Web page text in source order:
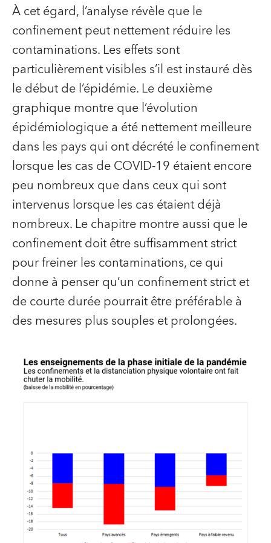
À cet égard, l’analyse révèle que le
confinement peut nettement réduire les
contaminations. Les effets sont
particulièrement visibles s’il est instauré dès
le début de l’épidémie. Le deuxième
graphique montre que l’évolution
épidémiologique a été nettement meilleure
dans les pays qui ont décrété le confinement
lorsque les cas de COVID-19 étaient encore
peu nombreux que dans ceux qui sont
intervenus lorsque les cas étaient déjà
nombreux. Le chapitre montre aussi que le
confinement doit être suffisamment strict
pour freiner les contaminations, ce qui
donne à penser qu’un confinement strict et
de courte durée pourrait être préférable à
des mesures plus souples et prolongées.